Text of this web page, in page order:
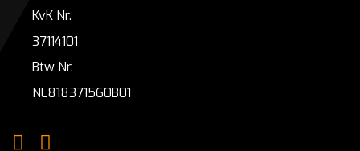
KvK Nr.
37114101
Btw Nr.
NL818371560B01